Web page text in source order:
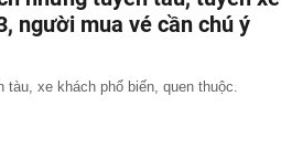
người mua vé cần chú ý
tàu, xe khách phổ biến, quen thuộc.